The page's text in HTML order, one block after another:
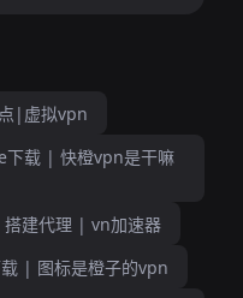
|虚拟vpn
下载 | 快橙vpn是干嘛
建代理 | vn加速器
| 图标是橙子的vpn